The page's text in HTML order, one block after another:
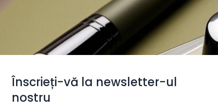
Înscrieți-vă la newsletter-ul
nostru